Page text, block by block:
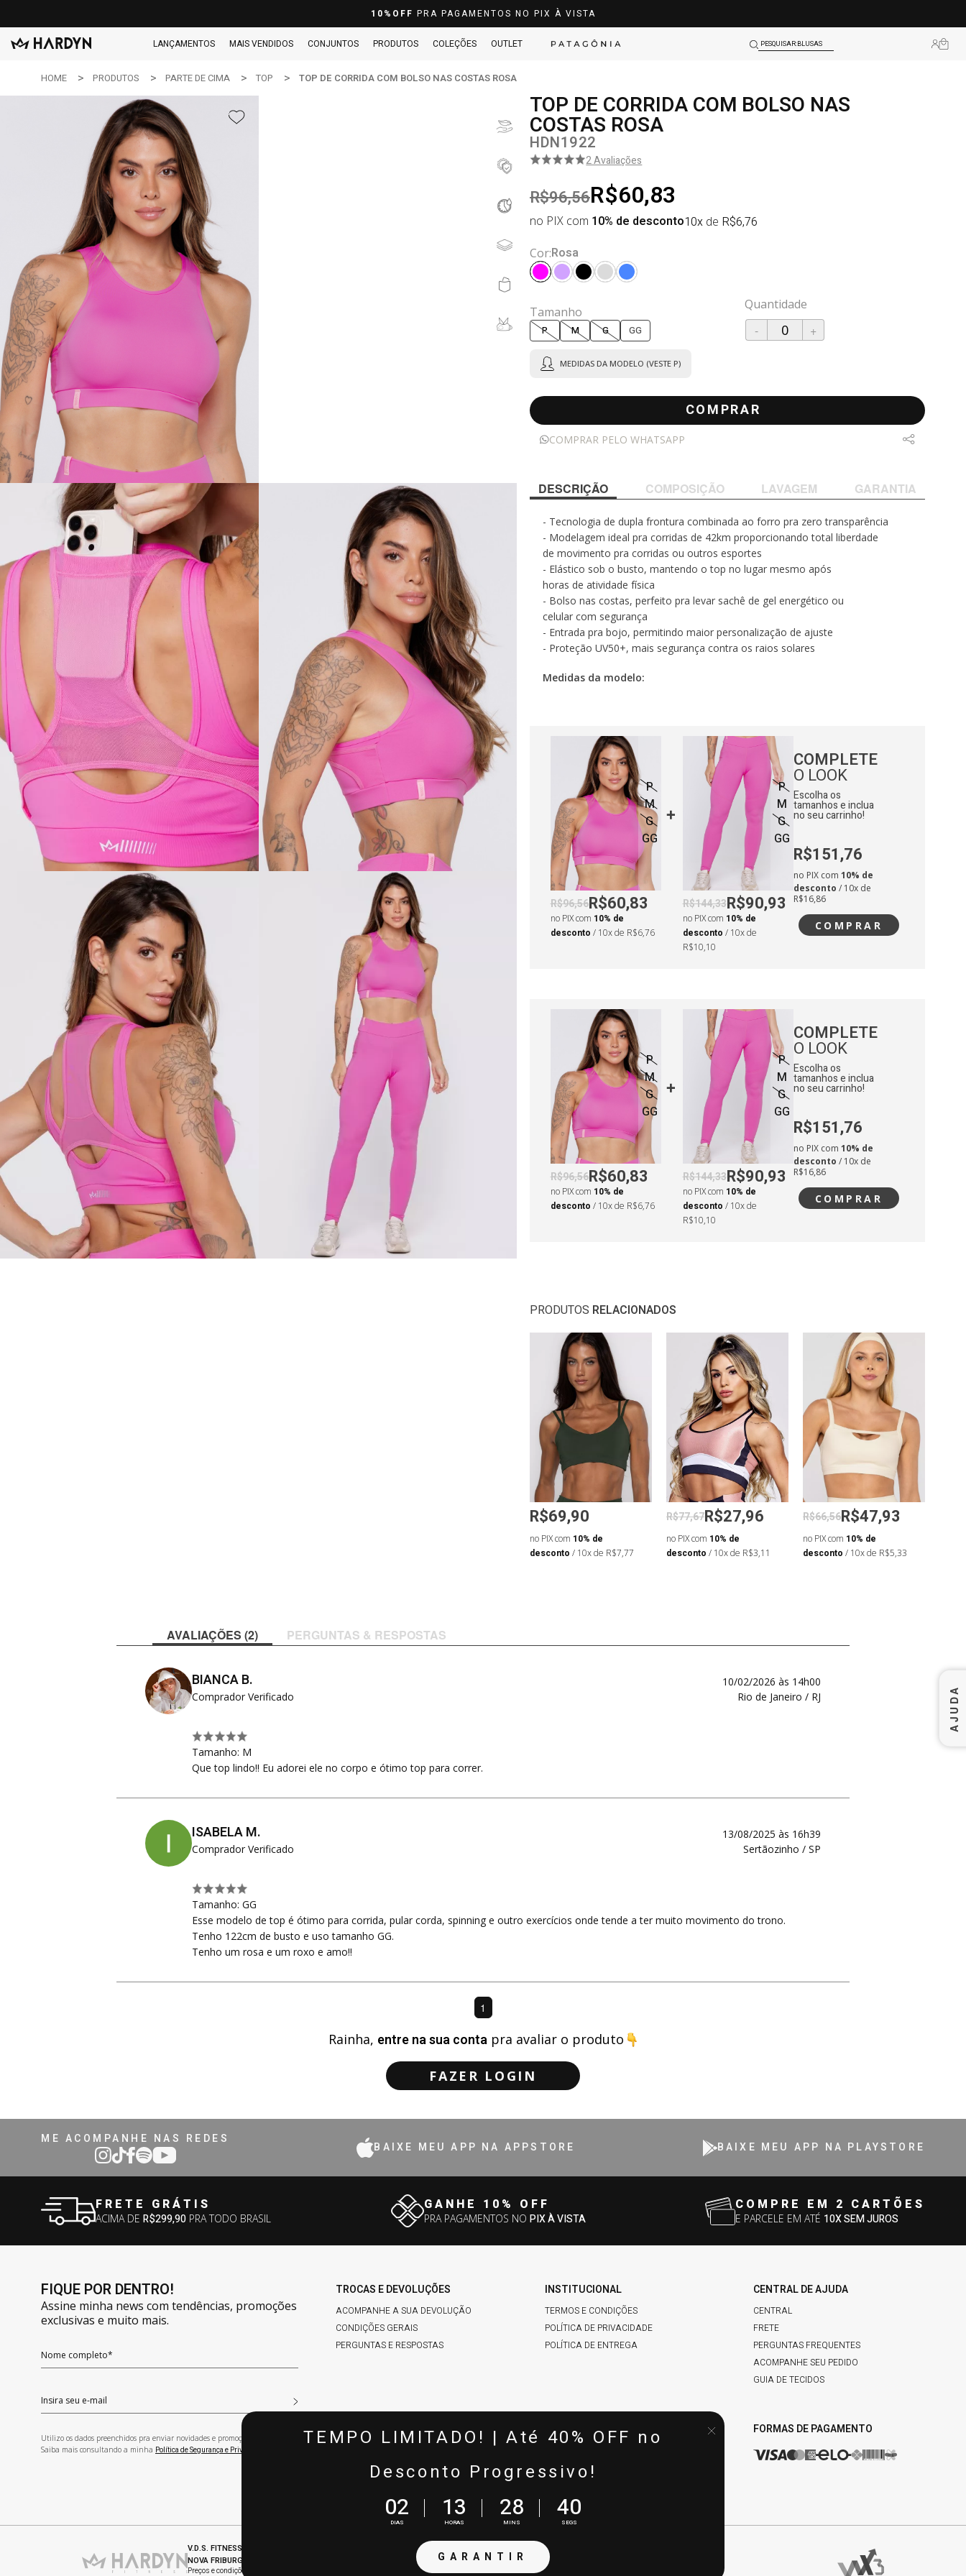
10%OFF PRA PAGAMENTOS NO PIX À VISTA
LANÇAMENTOS MAIS VENDIDOS CONJUNTOS PRODUTOS COLEÇÕES OUTLET PESQUISAR:LEGGINGS
SHORTS
TEMPO LIMITADO! | Até 40% OFF no
Desconto Progressivo!
02
DIAS 13
HORAS 28
MINS 39
SEGS
GARANTIR
HOME PRODUTOS PARTE DE CIMA TOP TOP DE CORRIDA COM BOLSO NAS COSTAS ROSA
TOP DE CORRIDA COM BOLSO NAS
COSTAS ROSA
HDN1922
2 Avaliações
R$96,56R$60,83
no PIX com 10% de desconto10x de R$6,76
Cor:Rosa
Tamanho
P M G GG - +
MEDIDAS DA MODELO (VESTE P)
COMPRAR
COMPRAR PELO WHATSAPP
DESCRIÇÃO COMPOSIÇÃO LAVAGEM GARANTIA
- Tecnologia de dupla frontura combinada ao forro pra zero transparência
- Modelagem ideal pra corridas de 42km proporcionando total liberdade
de movimento pra corridas ou outros esportes
- Elástico sob o busto, mantendo o top no lugar mesmo após
horas de atividade física
- Bolso nas costas, perfeito pra levar sachê de gel energético ou
celular com segurança
- Entrada pra bojo, permitindo maior personalização de ajuste
- Proteção UV50+, mais segurança contra os raios solares
Medidas da modelo:
R$96,56R$60,83
no PIX com 10% de
desconto / 10x de R$6,76
P
M
G
GG
R$144,33R$90,93
no PIX com 10% de
desconto / 10x de
R$10,10
P
M
G
GG
COMPLETE
O LOOK
Escolha os
tamanhos e inclua
no seu carrinho!
R$151,76
no PIX com 10% de
desconto / 10x de
R$16,86
COMPRAR
R$96,56R$60,83
no PIX com 10% de
desconto / 10x de R$6,76
P
M
G
GG
R$144,33R$90,93
no PIX com 10% de
desconto / 10x de
R$10,10
P
M
G
GG
COMPLETE
O LOOK
Escolha os
tamanhos e inclua
no seu carrinho!
R$151,76
no PIX com 10% de
desconto / 10x de
R$16,86
COMPRAR
PRODUTOS RELACIONADOS
R$69,90
no PIX com 10% de
desconto / 10x de R$7,77
R$77,67R$27,96
no PIX com 10% de
desconto / 10x de R$3,11
R$66,56R$47,93
no PIX com 10% de
desconto / 10x de R$5,33
AVALIAÇÕES (2) PERGUNTAS & RESPOSTAS
BIANCA B.
Comprador Verificado
10/02/2026 às 14h00
Rio de Janeiro / RJ
Tamanho: M
Que top lindo!! Eu adorei ele no corpo e ótimo top para correr.
ISABELA M.
Comprador Verificado
13/08/2025 às 16h39
Sertãozinho / SP
Tamanho: GG
Esse modelo de top é ótimo para corrida, pular corda, spinning e outro exercícios onde tende a ter muito movimento do trono.
Tenho 122cm de busto e uso tamanho GG.
Tenho um rosa e um roxo e amo!!
1
Rainha, entre na sua contapra avaliar o produto
FAZER LOGIN
ME ACOMPANHE NAS REDES
BAIXE MEU APP NA APPSTORE BAIXE MEU APP NA PLAYSTORE
FRETE GRÁTIS
ACIMA DE R$299,90 PRA TODO BRASIL
GANHE 10% OFF
PRA PAGAMENTOS NO PIX À VISTA
COMPRE EM 2 CARTÕES
E PARCELE EM ATÉ 10X SEM JUROS
FIQUE POR DENTRO!
Assine minha news com tendências, promoções
exclusivas e muito mais.
Utilizo os dados preenchidos pra enviar novidades e promoções exclusivas.
Saiba mais consultando a minha Política de Segurança e Privacidade
TROCAS E DEVOLUÇÕES
ACOMPANHE A SUA DEVOLUÇÃO
CONDIÇÕES GERAIS
PERGUNTAS E RESPOSTAS
INSTITUCIONAL
TERMOS E CONDIÇÕES
POLÍTICA DE PRIVACIDADE
POLÍTICA DE ENTREGA
CENTRAL DE AJUDA
CENTRAL
FRETE
PERGUNTAS FREQUENTES
ACOMPANHE SEU PEDIDO
GUIA DE TECIDOS
FALE COMIGO
(22) 99821-4537
SEGURANÇA & QUALIDADE FORMAS DE PAGAMENTO
V.D.S. FITNESS LTDA | CNPJ: 30.998.103/0001-53 ENDEREÇO: RUA URBANO BACHINI, 130 - CÓRREGO D'ANTAS - 28630-230,
NOVA FRIBURGO - RJ
Preços e condições de pagamento exclusivos pra compras via internet. Ofertas válidas até o término de nossos estoques pra internet. Vendas
AJUDA